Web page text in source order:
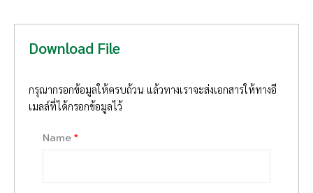
Download File
กรุณากรอกข้อมูลให้ครบถ้วน แล้วทางเราจะส่งเอกสารให้ทางอี
เมลล์ที่ได้กรอกข้อมูลไว้
Name